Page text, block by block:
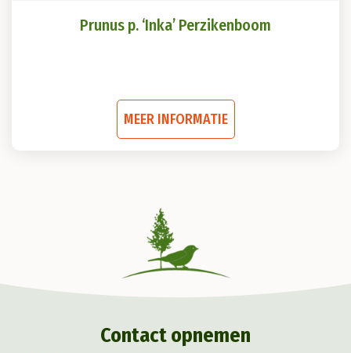
Prunus p. ‘Inka’ Perzikenboom
MEER INFORMATIE
product
worden
Contact opnemen